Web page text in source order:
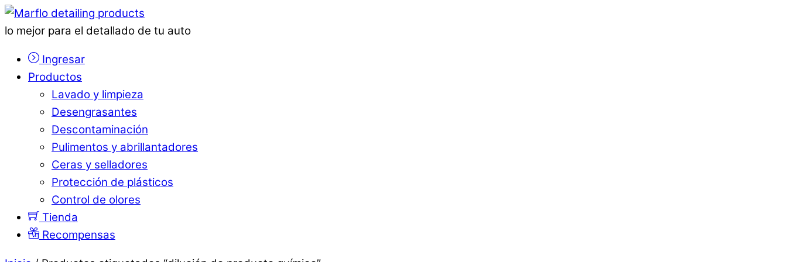
lo mejor para el detallado de tu auto
Ingresar
Productos
Lavado y limpieza
Desengrasantes
Descontaminación
Pulimentos y abrillantadores
Ceras y selladores
Protección de plásticos
Control de olores
Tienda
Recompensas